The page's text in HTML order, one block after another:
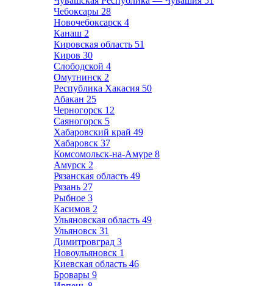
Чебоксары 28
Новочебоксарск 4
Канаш 2
Кировская область 51
Киров 30
Слободской 4
Омутнинск 2
Республика Хакасия 50
Абакан 25
Черногорск 12
Саяногорск 5
Хабаровский край 49
Хабаровск 37
Комсомольск-на-Амуре 8
Амурск 2
Рязанская область 49
Рязань 27
Рыбное 3
Касимов 2
Ульяновская область 49
Ульяновск 31
Димитровград 3
Новоульяновск 1
Киевская область 46
Бровары 9